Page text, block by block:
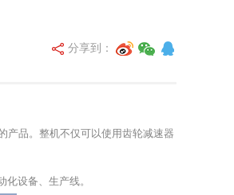
分享到：
产品。整机不仅可以使用齿轮减速器
设备、生产线。